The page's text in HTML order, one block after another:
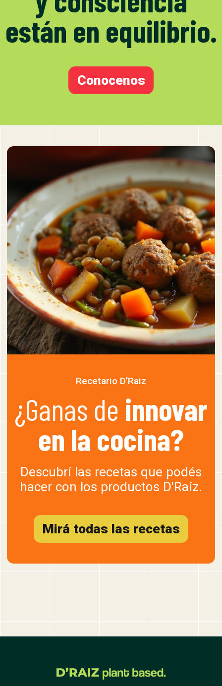
están en equilibrio.
Conocenos
Recetario D’Raiz
¿Ganas de innovar
en la cocina?
Descubrí las recetas que podés
hacer con los productos D'Raíz.
Mirá todas las recetas